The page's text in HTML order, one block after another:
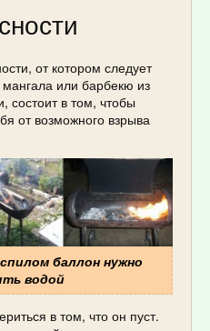
от котором следует
или барбекю из
состоит в том, чтобы
от возможного взрыва
баллон нужно
водой
в том, что он пуст.